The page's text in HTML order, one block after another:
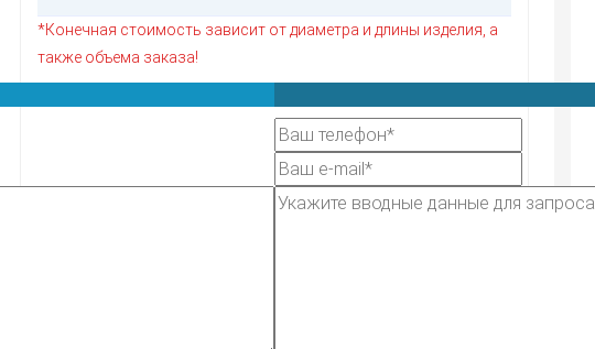
*Конечная стоимость зависит от диаметра и длины изделия, а
также объема заказа!